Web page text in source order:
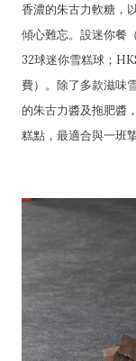
香濃的朱古力軟糖，
傾心難忘。設迷你餐
32球迷你雪糕球；
費）。除了多款滋味
的朱古力醬及拖肥醬
糕點，最適合與一班